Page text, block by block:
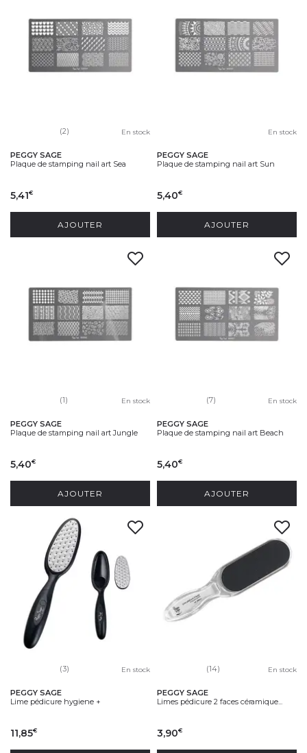
(2) En stock
PEGGY SAGE
Plaque de stamping nail art Sea
5,41€
AJOUTER
En stock
PEGGY SAGE
Plaque de stamping nail art Sun
5,40€
AJOUTER
(1) En stock
PEGGY SAGE
Plaque de stamping nail art Jungle
5,40€
AJOUTER
(7) En stock
PEGGY SAGE
Plaque de stamping nail art Beach
5,40€
AJOUTER
(3) En stock
PEGGY SAGE
Lime pédicure hygiene +
11,85€
(14) En stock
PEGGY SAGE
Limes pédicure 2 faces céramique...
3,90€